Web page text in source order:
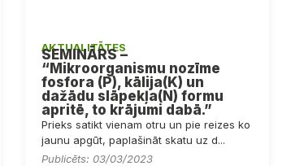
AKTUALITĀTES
SEMINĀRS –
“Mikroorganismu nozīme
fosfora (P), kālija(K) un
dažādu slāpekļa(N) formu
apritē, to krājumi dabā.”
Prieks satikt vienam otru un pie reizes ko
jaunu apgūt, paplašināt skatu uz d...
Publicēts: 03/03/2023